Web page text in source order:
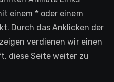
einem * oder einem
Durch das Anklicken der
verdienen wir einen
diese Seite weiter zu